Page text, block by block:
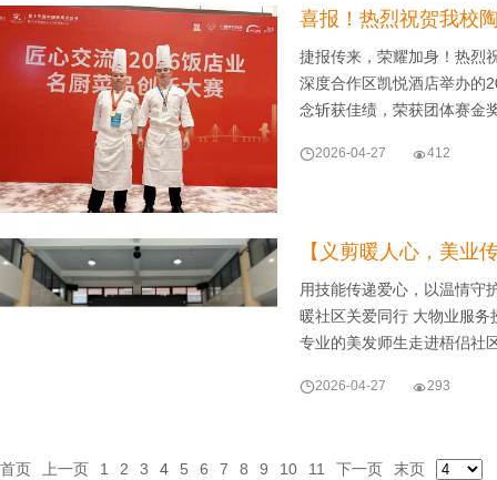
喜报！热烈祝贺我校
捷报传来，荣耀加身！热烈
深度合作区凯悦酒店举办的
念斩获佳绩，荣获团体赛
2026-04-27 412
【义剪暖人心，美业
用技能传递爱心，以温情守
暖社区关爱同行 大物业服
专业的美发师生走进梧侣
2026-04-27 293
首页 上一页 1 2 3 4 5 6 7 8 9 10 11 下一页 末页